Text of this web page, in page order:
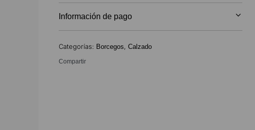
Información de pago
Categorías: Borcegos, Calzado
Compartir